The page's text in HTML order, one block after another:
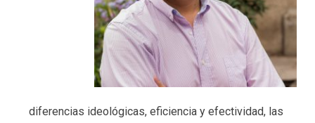
diferencias ideológicas, eficiencia y efectividad, las